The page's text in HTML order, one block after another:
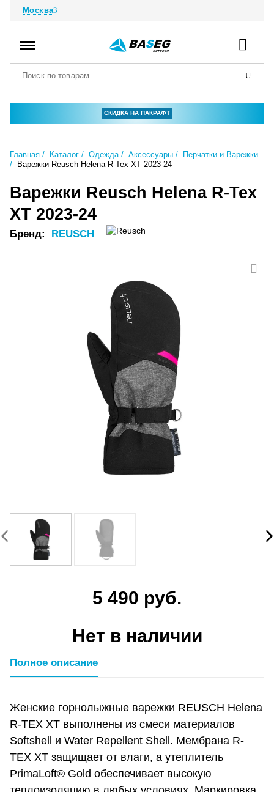
Москва
СКИДКА НА ПАКРАФТ
Главная Каталог Одежда Аксессуары
Перчатки и Варежки
Варежки Reusch Helena R-Tex XT 2023-24
Варежки Reusch Helena R-Tex
XT 2023-24
Бренд: REUSCH
5 490 руб.
Нет в наличии
Полное описание
Женские горнолыжные варежки REUSCH Helena
R-TEX XT выполнены из смеси материалов
Softshell и Water Repellent Shell. Мембрана R-
TEX XT защищает от влаги, а утеплитель
PrimaLoft® Gold обеспечивает высокую